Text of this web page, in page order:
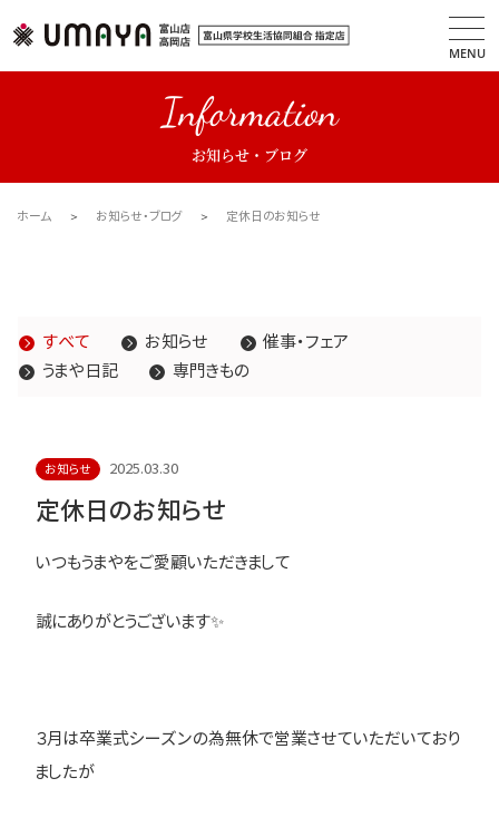
MENU
Information
お知らせ・ブログ
ホーム お知らせ・ブログ 定休日のお知らせ
すべて お知らせ
催事・フェア
うまや日記
専門きもの
お知らせ 2025.03.30
定休日のお知らせ
いつもうまやをご愛顧いただきまして
誠にありがとうございます✨
３月は卒業式シーズンの為無休で営業させていただいており
ましたが